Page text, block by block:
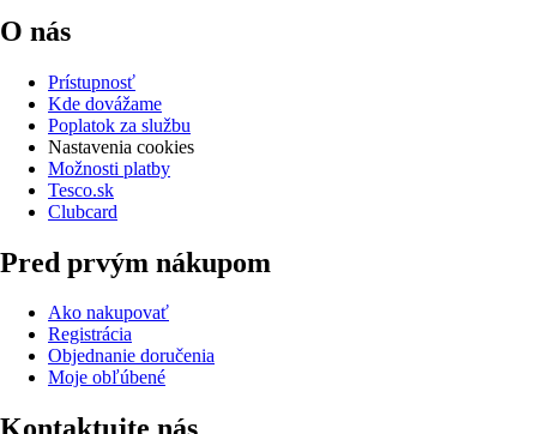
O nás
Prístupnosť
Kde dovážame
Poplatok za službu
Nastavenia cookies
Možnosti platby
Tesco.sk
Clubcard
Pred prvým nákupom
Ako nakupovať
Registrácia
Objednanie doručenia
Moje obľúbené